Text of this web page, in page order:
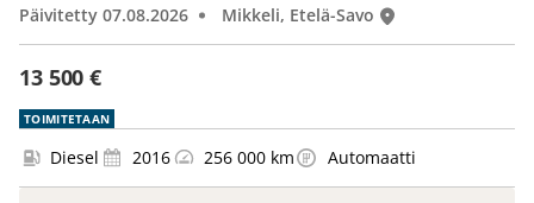
13 500 €
Päivitetty 07.08.2026
Mikkeli, Etelä-Savo
TOIMITETAAN
Diesel 2016 256 000 km Automaatti